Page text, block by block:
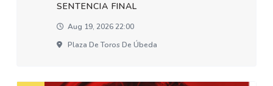
SENTENCIA FINAL
Aug 19, 2026 22:00
Plaza De Toros De Úbeda